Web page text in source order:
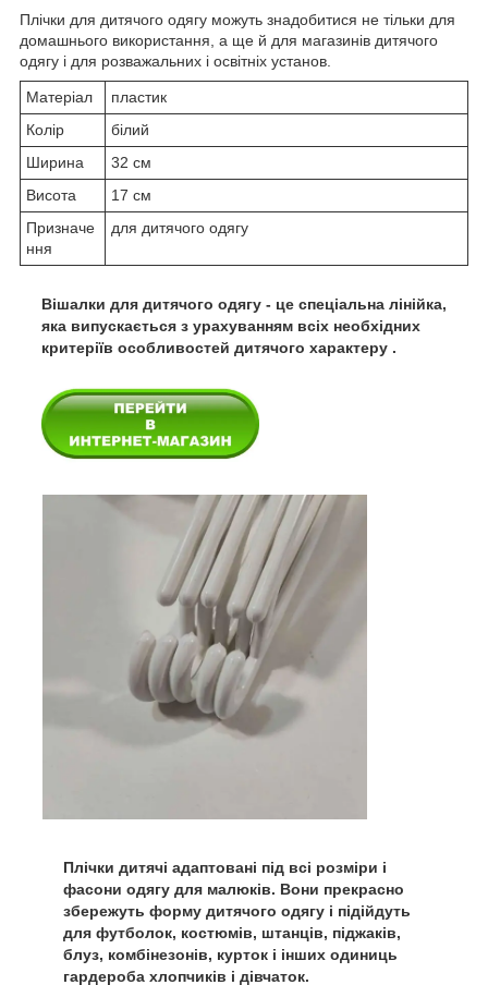
Плічки для дитячого одягу можуть знадобитися не тільки для
домашнього використання, а ще й для магазинів дитячого
одягу і для розважальних і освітніх установ.
Матеріал
пластик
Колір
білий
Ширина
32 см
Висота
17 см
Призначе
ння
для дитячого одягу
Вішалки для дитячого одягу - це спеціальна лінійка,
яка випускається з урахуванням всіх необхідних
критеріїв особливостей дитячого характеру .
Плічки дитячі адаптовані під всі розміри і
фасони одягу для малюків. Вони прекрасно
збережуть форму дитячого одягу і підійдуть
для футболок, костюмів, штанців, піджаків,
блуз, комбінезонів, курток і інших одиниць
гардероба хлопчиків і дівчаток.